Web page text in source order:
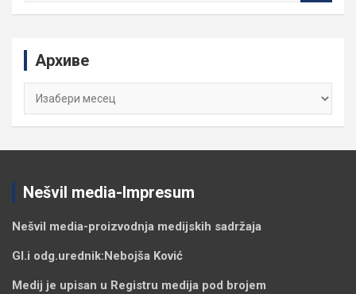
Архиве
Архиве
Nešvil media-Impresum
Nešvil media-proizvodnja medijskih sadržaja
Gl.i odg.urednik:Nebojša Ković
Medij je upisan u Registru medija pod brojem